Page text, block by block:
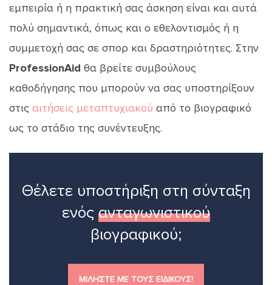
εμπειρία ή η πρακτική σας άσκηση είναι και αυτά
πολύ σημαντικά, όπως και ο εθελοντισμός ή η
συμμετοχή σας σε σπορ και δραστηριότητες. Στην
ProfessionAid θα βρείτε συμβούλους
καθοδήγησης που μπορούν να σας υποστηρίξουν
στις αιτήσεις μεταπτυχιακού από το βιογραφικό
ως το στάδιο της συνέντευξης.
Θέλετε υποστήριξη στη σύνταξη
ενός ανταγωνιστικού
βιογραφικού;
ΜΙΛΗΣΤΕ ΜΕ ΤΟΥΣ ΕΙΔΙΚΟΥΣ!